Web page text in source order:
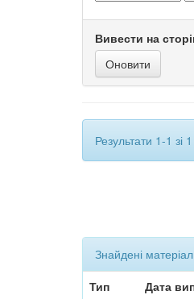
Вивести на
Результати 1-1 зі
Знайдені
Тип
Дата